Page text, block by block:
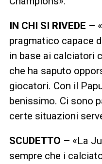
IN CHI SI RIVEDE –
pragmatico capace
in base ai calciatori
che ha saputo
giocatori. Con il
benissimo. Ci sono
certe situazioni
SCUDETTO – «La
sempre che i